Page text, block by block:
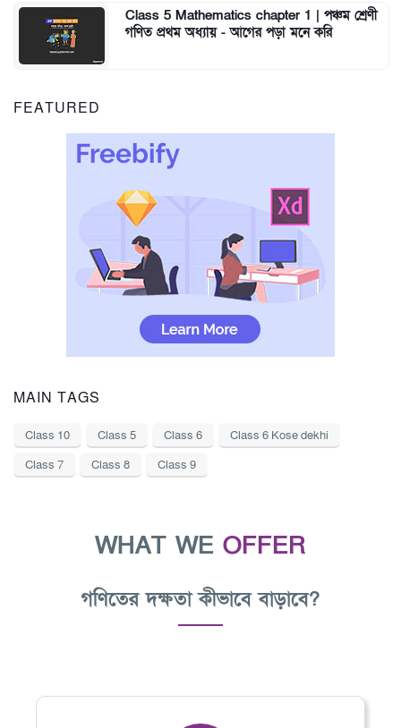
Class 5 Mathematics chapter 1 | পঞ্চম শ্রেণী
গণিত প্রথম অধ্যায় - আগের পড়া মনে করি
FEATURED
MAIN TAGS
Class 10 Class 5 Class 6
Class 6 Kose dekhi
Class 7
Class 8 Class 9
WHAT WE OFFER
গণিতের দক্ষতা কীভাবে বাড়াবে?